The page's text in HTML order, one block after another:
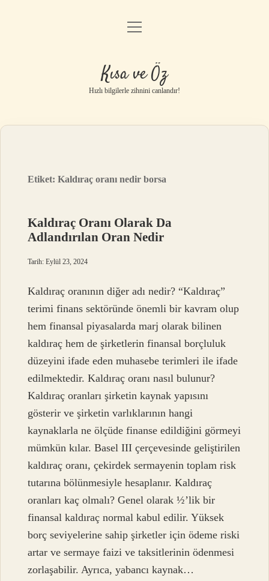
Anasayfa
Gizlilik Politikası
Yasal Uyarı
menüyü
Kısa ve Öz
Hızlı bilgilerle zihnini canlandır!
Etiket:Kaldıraç oranı nedir borsa
Kaldıraç Oranı Olarak Da
Adlandırılan Oran Nedir
Tarih: Eylül 23, 2024
Kaldıraç oranının diğer adı nedir? “Kaldıraç”
terimi finans sektöründe önemli bir kavram olup
hem finansal piyasalarda marj olarak bilinen
kaldıraç hem de şirketlerin finansal borçluluk
düzeyini ifade eden muhasebe terimleri ile ifade
edilmektedir. Kaldıraç oranı nasıl bulunur?
Kaldıraç oranları şirketin kaynak yapısını
gösterir ve şirketin varlıklarının hangi
kaynaklarla ne ölçüde finanse edildiğini görmeyi
mümkün kılar. Basel III çerçevesinde geliştirilen
kaldıraç oranı, çekirdek sermayenin toplam risk
tutarına bölünmesiyle hesaplanır. Kaldıraç
oranları kaç olmalı? Genel olarak ½’lik bir
finansal kaldıraç normal kabul edilir. Yüksek
borç seviyelerine sahip şirketler için ödeme riski
artar ve sermaye faizi ve taksitlerinin ödenmesi
zorlaşabilir. Ayrıca, yabancı kaynak…